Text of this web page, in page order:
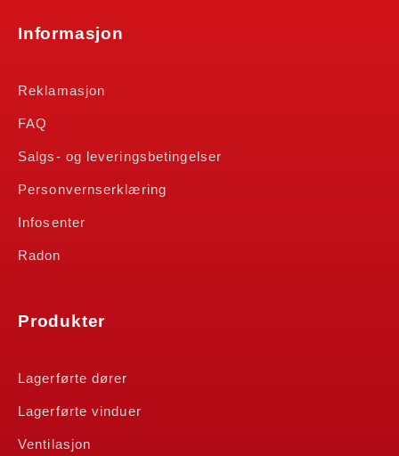
Informasjon
Reklamasjon
FAQ
Salgs- og leveringsbetingelser
Personvernserklæring
Infosenter
Radon
Produkter
Lagerførte dører
Lagerførte vinduer
Ventilasjon